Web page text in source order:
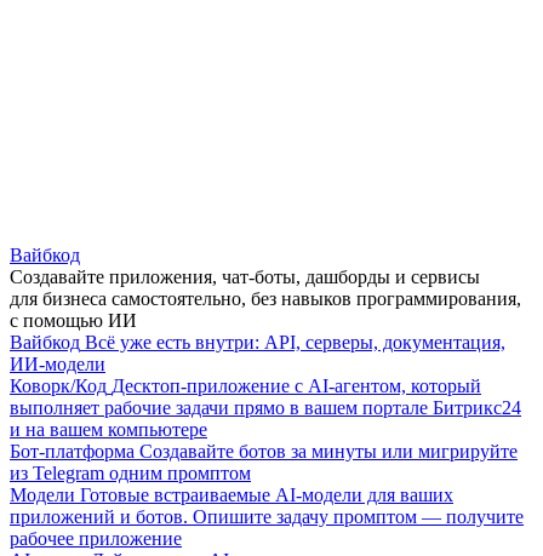
Вайбкод
Создавайте приложения, чат-боты, дашборды и сервисы
для бизнеса самостоятельно, без навыков программирования,
с помощью ИИ
Вайбкод Всё уже есть внутри: API, серверы, документация,
ИИ-модели
Коворк/Код Десктоп-приложение с AI-агентом, который
выполняет рабочие задачи прямо в вашем портале Битрикс24
и на вашем компьютере
Бот-платформа Создавайте ботов за минуты или мигрируйте
из Telegram одним промптом
Модели Готовые встраиваемые AI-модели для ваших
приложений и ботов. Опишите задачу промптом — получите
рабочее приложение